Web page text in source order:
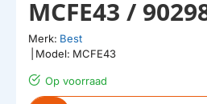
Op voorraad
MCFE43 /
Merk: Best
Model: MCFE43